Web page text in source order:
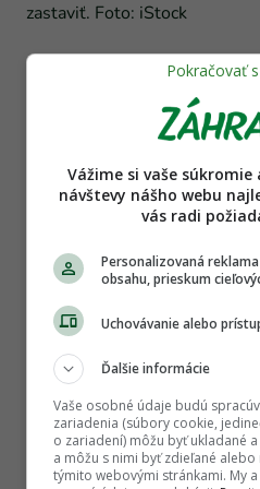
zastaviť. Foto: iStock
7. Čo robiť so
zakúpeného vrecka,
Kde ich uchovávať?
Zakúpené semienka
dátum exspirácie. Počas
garantuje klíčivosť podľa
samozrejme, len v
správne skladované.
Po uplynutí dátumu
Vážime si vaše
návštevy nášho webu
vás radi
Personalizovaná
obsahu, prieskum
Uchovávanie alebo
Ďalšie informácie
Vaše osobné údaje budú
zariadenia (súbory cookie,
o zariadení) môžu byť ukladané
a môžu s nimi byť zdieľané
týmito webovými stránkami. My